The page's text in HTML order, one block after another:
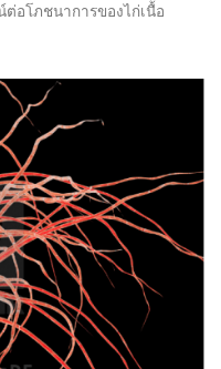
อโภชนาการของไก่เนื้อ